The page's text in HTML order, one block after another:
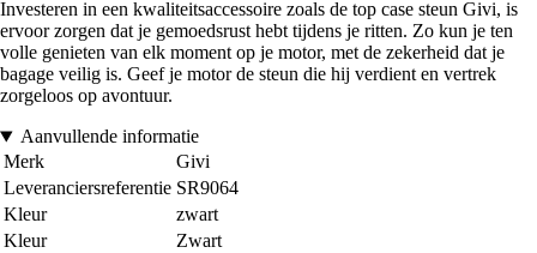
Investeren in een kwaliteitsaccessoire zoals de top case steun Givi, is
ervoor zorgen dat je gemoedsrust hebt tijdens je ritten. Zo kun je ten
volle genieten van elk moment op je motor, met de zekerheid dat je
bagage veilig is. Geef je motor de steun die hij verdient en vertrek
zorgeloos op avontuur.
Aanvullende informatie
Merk
Givi
Leveranciersreferentie SR9064
Kleur
zwart
Kleur
Zwart